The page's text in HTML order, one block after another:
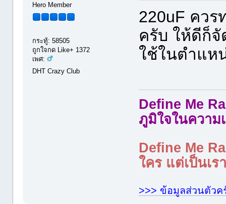
Hero Member
กระทู้: 58505
ถูกใจกด Like+ 1372
เพศ:
DHT Crazy Club
220uF คว
ครับ ให้ดีก็
ใช้ในตำแห
Define Me
ภูมิใจในความ
Define Me
ใคร แต่เป็นเ
>>> ข้อมูลส่วนตัวค